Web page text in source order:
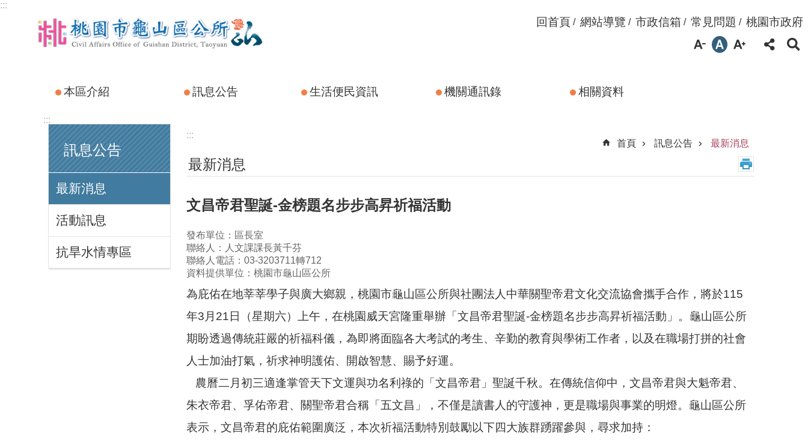
跳到主要內容區塊
:::
回首頁 網站導覽 市政信箱 常見問題 桃園市政府
本區介紹 訊息公告 生活便民資訊 機關通訊錄 相關資料
:::
訊息公告
最新消息
活動訊息
抗旱水情專區
:::
首頁
訊息公告 最新消息
最新消息
文昌帝君聖誕-金榜題名步步高昇祈福活動
發布單位：區長室
聯絡人：人文課課長黃千芬
聯絡人電話：03-3203711轉712
資料提供單位：桃園市龜山區公所
為庇佑在地莘莘學子與廣大鄉親，桃園市龜山區公所與社團法人中華關聖帝君文化交流協會攜手合作，將於115
年3月21日（星期六）上午，在桃園威天宮隆重舉辦「文昌帝君聖誕-金榜題名步步高昇祈福活動」。龜山區公所
期盼透過傳統莊嚴的祈福科儀，為即將面臨各大考試的考生、辛勤的教育與學術工作者，以及在職場打拼的社會
人士加油打氣，祈求神明護佑、開啟智慧、賜予好運。
農曆二月初三適逢掌管天下文運與功名利祿的「文昌帝君」聖誕千秋。在傳統信仰中，文昌帝君與大魁帝君、
朱衣帝君、孚佑帝君、關聖帝君合稱「五文昌」，不僅是讀書人的守護神，更是職場與事業的明燈。龜山區公所
表示，文昌帝君的庇佑範圍廣泛，本次祈福活動特別鼓勵以下四大族群踴躍參與，尋求加持：